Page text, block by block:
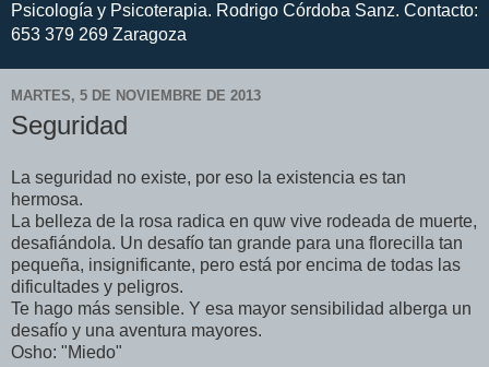
Psicología y Psicoterapia. Rodrigo Córdoba Sanz. Contacto:
653 379 269 Zaragoza
MARTES, 5 DE NOVIEMBRE DE 2013
Seguridad
La seguridad no existe, por eso la existencia es tan
hermosa.
La belleza de la rosa radica en quw vive rodeada de muerte,
desafiándola. Un desafío tan grande para una florecilla tan
pequeña, insignificante, pero está por encima de todas las
dificultades y peligros.
Te hago más sensible. Y esa mayor sensibilidad alberga un
desafío y una aventura mayores.
Osho: "Miedo"